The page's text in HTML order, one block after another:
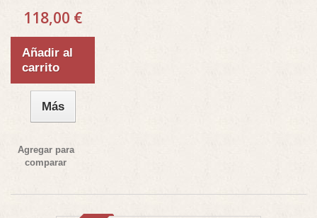
118,00 €
Añadir al
carrito
Más
Agregar para
comparar